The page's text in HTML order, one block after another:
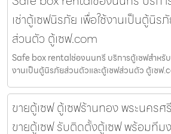
เช่าตู้เซฟนิรภัย เพื่อใช้งานเป็นตู้นิร
ส่วนตัว ตู้เซฟ.com
Safe box rentalช่องนนทรี บริการตู้เซฟสำหรับ
งานเป็นตู้นิรภัยส่วนตัวและตู้เซฟส่วนตัว ตู้เซฟ
ขายตู้เซฟ ตู้เซฟร้านทอง พระนครศ
ขายตู้เซฟ รับติดตั้งตู้เซฟ พร้อมทีม